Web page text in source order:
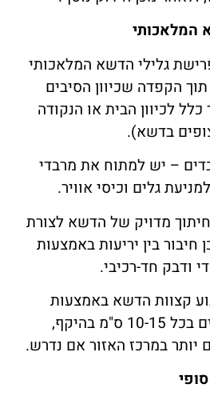
גלילי הדשא המלאכותי
הקפדה שכיוון הסיבים
לכיוון הבית או הנקודה
בדשא).
– יש למתוח את מרבדי
גלים וכיסי אוויר.
מדויק של הדשא לצורת
חיבור בין יריעות באמצעות
ודבק חד-רכיבי.
קצוות הדשא באמצעות
מסמרים מגולוונים בכל 10-15 ס"מ בהיקף,
יותר במרכז האזור אם נדרש.